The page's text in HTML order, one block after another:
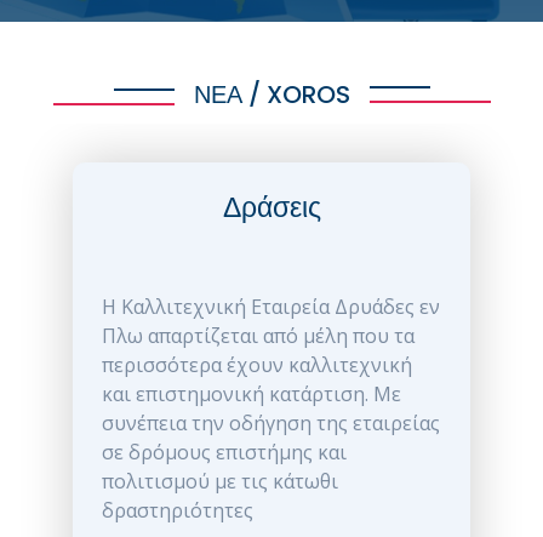
ΝΕΑ / XOROS
Δράσεις
Η Καλλιτεχνική Εταιρεία Δρυάδες εν
Πλω απαρτίζεται από μέλη που τα
περισσότερα έχουν καλλιτεχνική
και επιστημονική κατάρτιση. Με
συνέπεια την οδήγηση της εταιρείας
σε δρόμους επιστήμης και
πολιτισμού με τις κάτωθι
δραστηριότητες